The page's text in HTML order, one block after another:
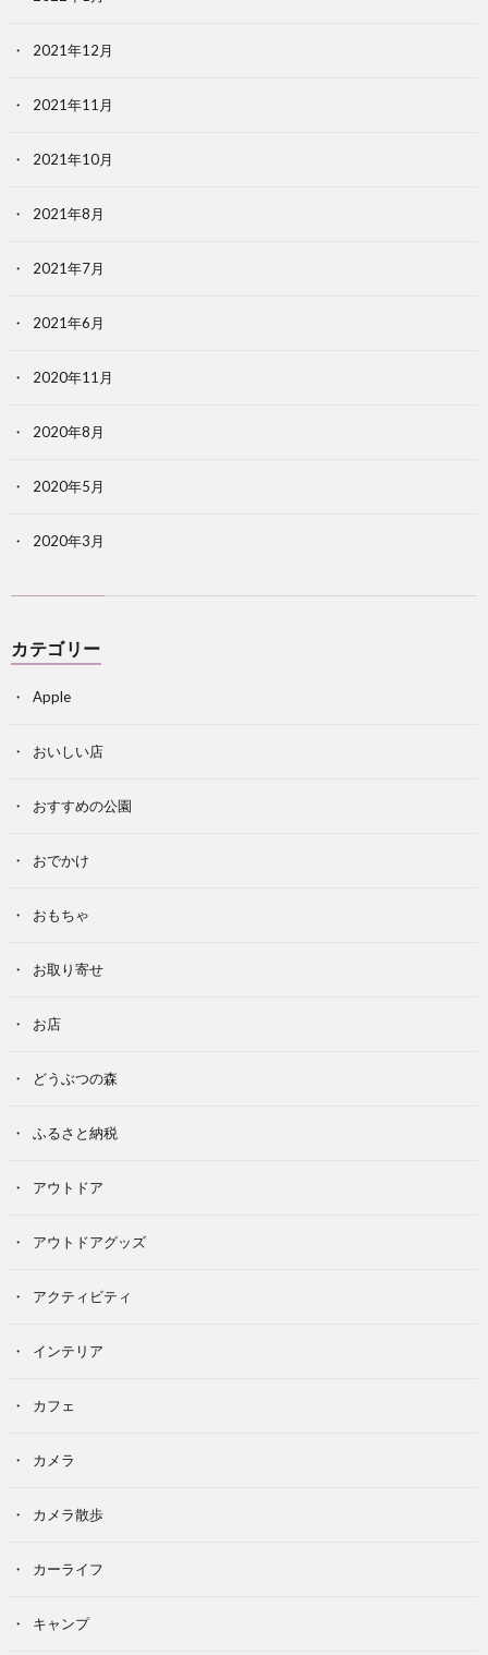
2021年12月
2021年11月
2021年10月
2021年8月
2021年7月
2021年6月
2020年11月
2020年8月
2020年5月
2020年3月
カテゴリー
Apple
おいしい店
おすすめの公園
おでかけ
おもちゃ
お取り寄せ
お店
どうぶつの森
ふるさと納税
アウトドア
アウトドアグッズ
アクティビティ
インテリア
カフェ
カメラ
カメラ散歩
カーライフ
キャンプ